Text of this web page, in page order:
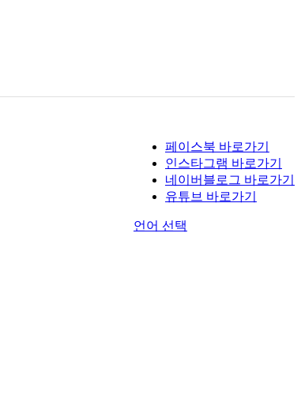
페이스북 바로가기
인스타그램 바로가기
네이버블로그 바로가기
유튜브 바로가기
언어 선택